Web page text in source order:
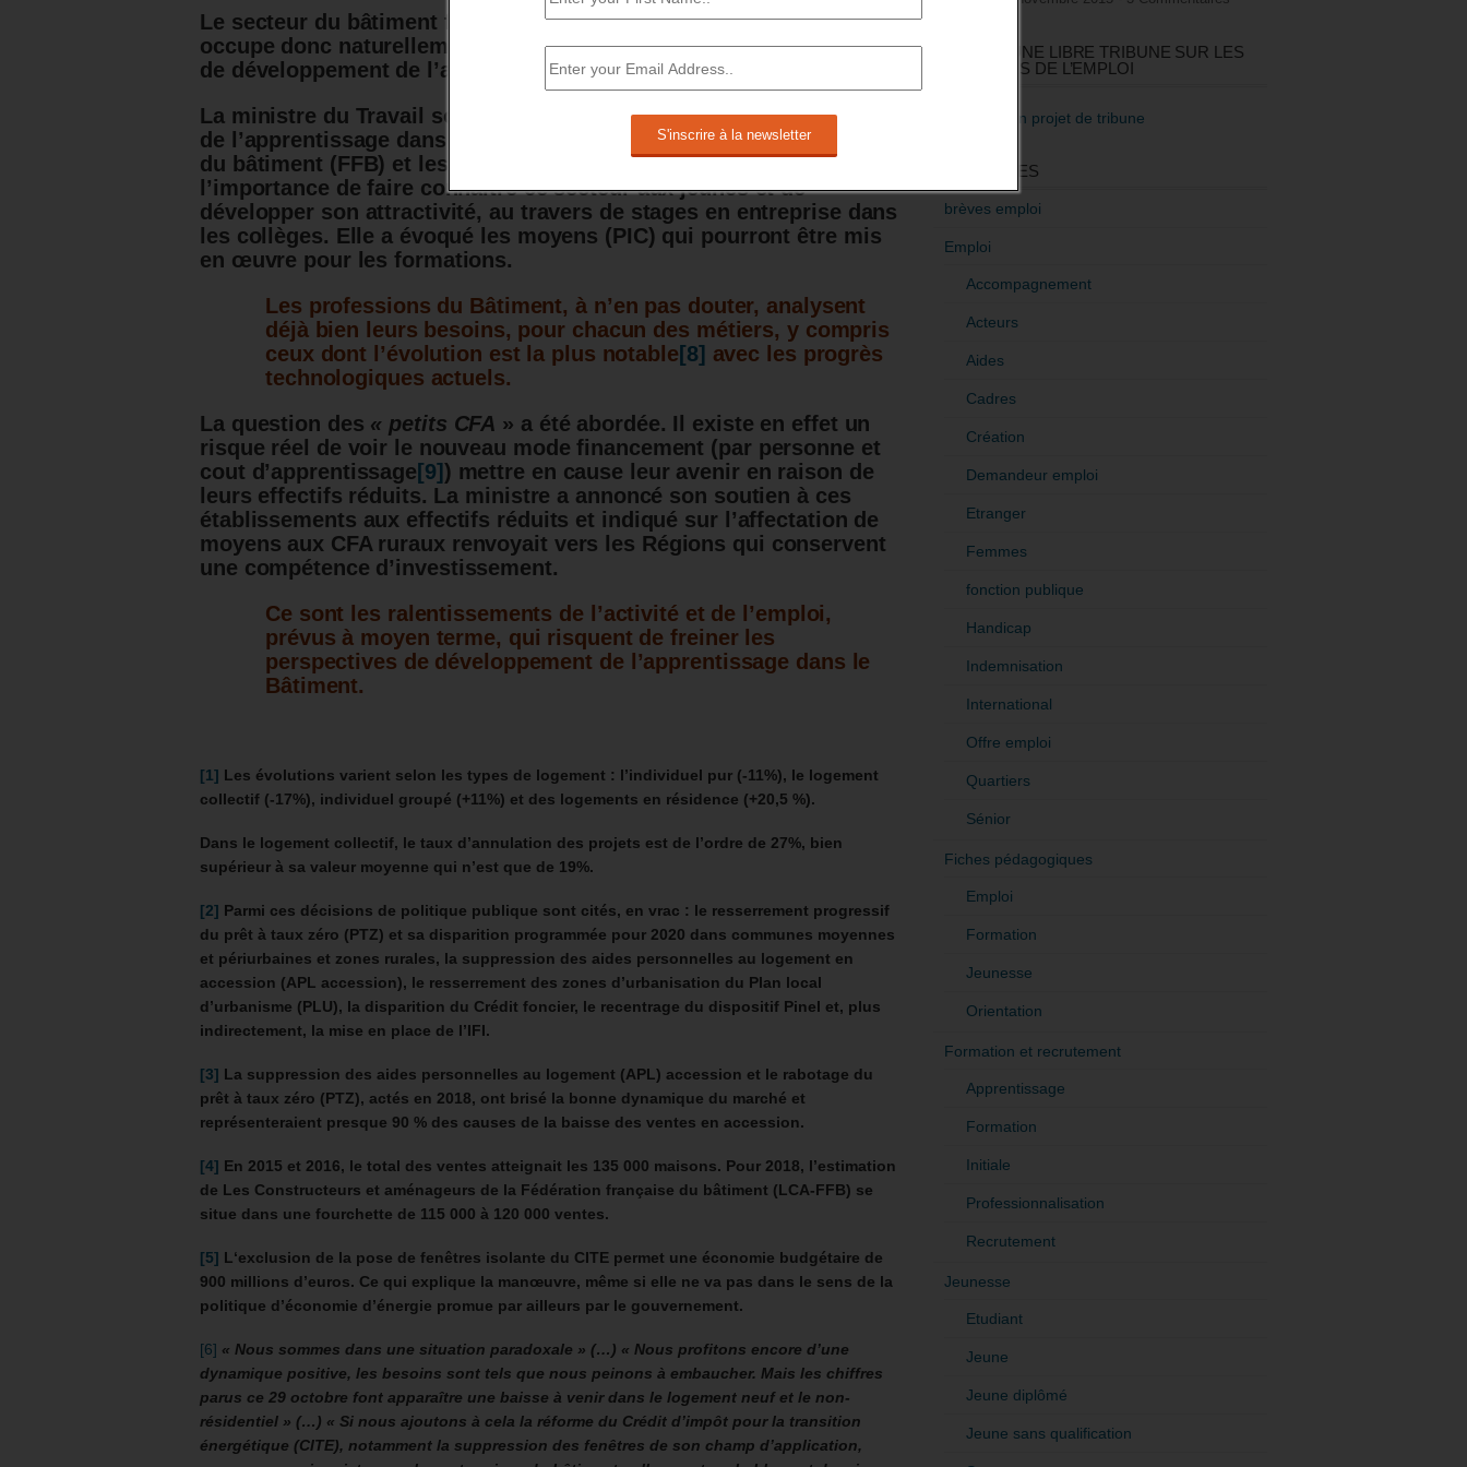
Le secteur du bâtiment forme 20 % des apprentis en France. Il
occupe donc naturellement une place importante dans la politique
de développement de l’apprentissage.
La ministre du Travail souhaite initier un « plan massif » en faveur
de l’apprentissage dans le bâtiment
avec la Fédération française
du bâtiment (FFB) et les autres organisations. Elle a insisté sur
l’importance de faire connaitre ce secteur aux jeunes et de
développer son attractivité, au travers de stages en entreprise dans
les collèges. Elle a évoqué les moyens (PIC) qui pourront être mis
en œuvre pour les formations.
Les professions du Bâtiment, à n’en pas douter, analysent
déjà bien leurs besoins, pour chacun des métiers, y compris
ceux dont l’évolution est la plus notable [8] avec les progrès
technologiques actuels.
La question des « petits CFA » a été abordée. Il existe en effet un
risque réel de voir le nouveau mode financement (par personne et
cout d’apprentissage [9]) mettre en cause leur avenir en raison de
leurs effectifs réduits. La ministre a annoncé son soutien à ces
établissements aux effectifs réduits et indiqué sur l’affectation de
moyens aux CFA ruraux renvoyait vers les Régions qui conservent
une compétence d’investissement.
Ce sont les ralentissements de l’activité et de l’emploi,
prévus à moyen terme, qui risquent de freiner les
perspectives de développement de l’apprentissage dans le
Bâtiment.
[1] Les évolutions varient selon les types de logement : l’individuel pur (-11%), le logement
collectif (-17%), individuel groupé (+11%) et des logements en résidence (+20,5 %).
Dans le logement collectif, le taux d’annulation des projets est de l’ordre de 27%, bien
supérieur à sa valeur moyenne qui n’est que de 19%.
[2] Parmi ces décisions de politique publique sont cités, en vrac : le resserrement progressif
du prêt à taux zéro (PTZ) et sa disparition programmée pour 2020 dans communes moyennes
et périurbaines et zones rurales, la suppression des aides personnelles au logement en
accession (APL accession), le resserrement des zones d’urbanisation du Plan local
d’urbanisme (PLU), la disparition du Crédit foncier, le recentrage du dispositif Pinel et, plus
indirectement, la mise en place de l’IFI.
[3] La suppression des aides personnelles au logement (APL) accession et le rabotage du
prêt à taux zéro (PTZ), actés en 2018, ont brisé la bonne dynamique du marché et
représenteraient presque 90 % des causes de la baisse des ventes en accession.
[4] En 2015 et 2016, le total des ventes atteignait les 135 000 maisons. Pour 2018, l’estimation
de Les Constructeurs et aménageurs de la Fédération française du bâtiment (LCA-FFB) se
situe dans une fourchette de 115 000 à 120 000 ventes.
[5] L‘exclusion de la pose de fenêtres isolante du CITE permet une économie budgétaire de
900 millions d’euros. Ce qui explique la manœuvre, même si elle ne va pas dans le sens de la
politique d’économie d’énergie promue par ailleurs par le gouvernement.
[6] « Nous sommes dans une situation paradoxale » (…) « Nous profitons encore d’une
dynamique positive, les besoins sont tels que nous peinons à embaucher. Mais les chiffres
parus ce 29 octobre font apparaître une baisse à venir dans le logement neuf et le non-
résidentiel » (…) « Si nous ajoutons à cela la réforme du Crédit d’impôt pour la transition
énergétique (CITE), notamment la suppression des fenêtres de son champ d’application,
RÉDIGEZ UNE LIBRE TRIBUNE SUR LES
POLITIQUES DE L’EMPLOI
>Décrire mon projet de tribune
CATÉGORIES
brèves emploi
Emploi
Accompagnement
Acteurs
Aides
Cadres
Création
Demandeur emploi
Etranger
Femmes
fonction publique
Handicap
Indemnisation
International
Offre emploi
Quartiers
Sénior
Fiches pédagogiques
Emploi
Formation
Jeunesse
Orientation
Formation et recrutement
Apprentissage
Formation
Initiale
Professionnalisation
Recrutement
Jeunesse
Etudiant
Jeune
Jeune diplômé
Jeune sans qualification